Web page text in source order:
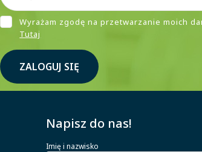
Wyrażam zgodę na przetwarzanie moich
Tutaj
ZALOGUJ SIĘ
Napisz do nas!
Imię i nazwisko